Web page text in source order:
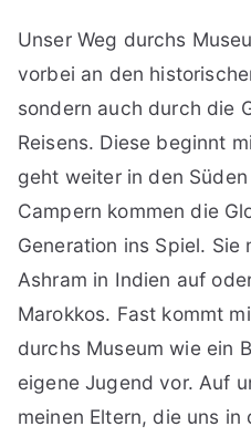
Unser Weg durchs
vorbei an den
sondern auch durch die
Reisens. Diese beginnt
geht weiter in den
Campern kommen die
Generation ins Spiel.
Ashram in Indien auf
Marokkos. Fast kommt
durchs Museum wie ein
eigene Jugend vor. Auf
meinen Eltern, die uns